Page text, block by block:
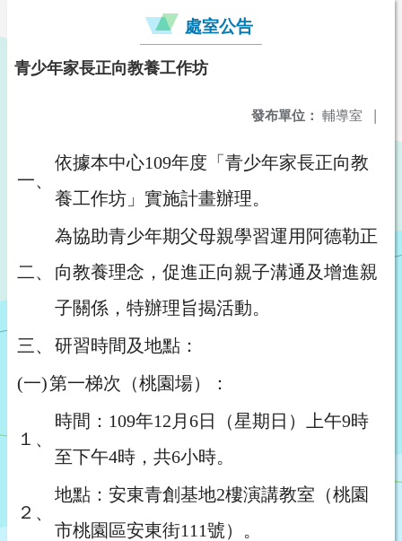
處室公告
青少年家長正向教養工作坊
發布單位： 輔導室 |
一、
依據本中心109年度「青少年家長正向教
養工作坊」實施計畫辦理。
二、
為協助青少年期父母親學習運用阿德勒正
向教養理念，促進正向親子溝通及增進親
子關係，特辦理旨揭活動。
三、 研習時間及地點：
(一)第一梯次（桃園場）：
１、
時間：109年12月6日（星期日）上午9時
至下午4時，共6小時。
２、
地點：安東青創基地2樓演講教室（桃園
市桃園區安東街111號）。